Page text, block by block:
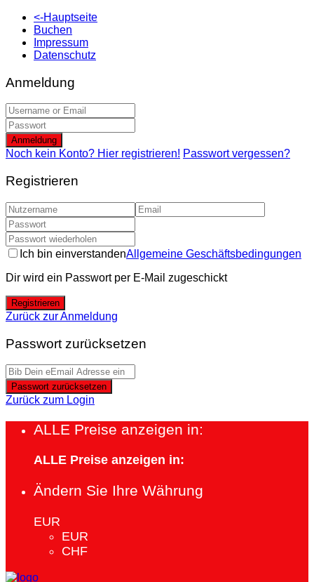
<-Hauptseite
Buchen
Impressum
Datenschutz
Anmeldung
Anmeldung
Noch kein Konto? Hier registrieren! Passwort vergessen?
Registrieren
Ich bin einverstandenAllgemeine Geschäftsbedingungen
Dir wird ein Passwort per E-Mail zugeschickt
Registrieren
Zurück zur Anmeldung
Passwort zurücksetzen
Passwort zurücksetzen
Zurück zum Login
ALLE Preise anzeigen in:
ALLE Preise anzeigen in:
Ändern Sie Ihre Währung
EUR
EUR
CHF